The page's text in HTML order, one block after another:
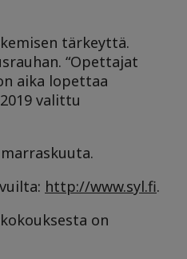
tärkeyttä.
“Opettajat
aika lopettaa
valittu
http://www.syl.fi.
on